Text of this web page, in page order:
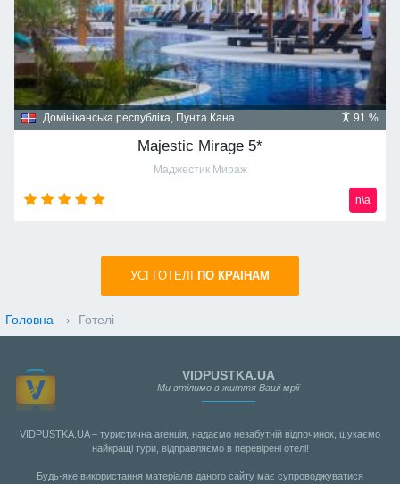
91 %
Домініканська республіка, Пунта Кана
Majestic Mirage 5*
Маджестик Мираж
n\a
УСI ГОТЕЛІ ПО КРАIНАМ
Головна › Готелі
VIDPUSTKA.UA
Ми втілимо в життя Ваші мрії
VIDPUSTKA.UA – туристична агенція, надаємо незабутній відпочинок, шукаємо
найкращі тури, відправляємо в перевірені отелі!
Будь-яке використання матеріалів даного сайту має супроводжуватися